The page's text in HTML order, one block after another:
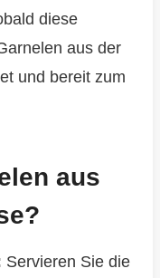
diese
aus der
und bereit zum
aus
Servieren Sie die